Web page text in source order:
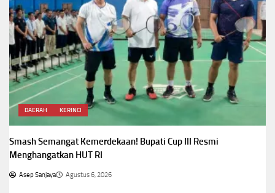
DAERAH KERINCI
Smash Semangat Kemerdekaan! Bupati Cup III Resmi
Menghangatkan HUT RI
Asep Sanjaya Agustus 6, 2026